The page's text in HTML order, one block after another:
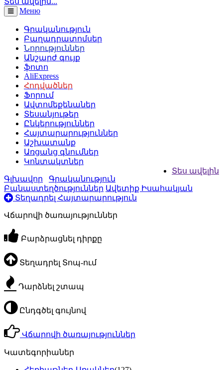
Меню
Գրականություն
Բաղադրատոմսեր
Նորություններ
Անշարժ գույք
ֆոտո
AliExpress
Հոդվածներ
Ֆորում
Ավտոմեքենաներ
Տեսանյութեր
Ընկերություններ
Հայտարարություններ
Աշխատանք
Առցանց գնումներ
Կոնտակտներ
Տես ավելին
Գլխավոր
Գրականություն
Բանաստեղծություններ Ավետիք Իսահակյան
Տեղադրել Հայտարարություն
Վճարովի ծառայություններ
Բարձրացնել դիրքը
Տեղադրել Տոպ-ում
Դարձնել շտապ
Ընդգծել գույնով
Վճարովի ծառայություններ
Կատեգորիաներ